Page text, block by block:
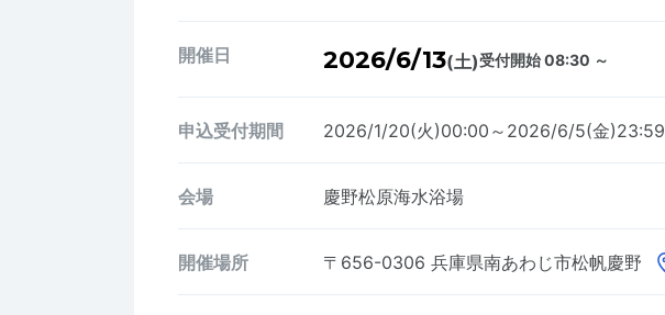
開催日 2026/6/13(土)受付開始 08:30 ～
申込受付期間 2026/1/20(火)00:00～2026/6/5(金)23:59
会場 慶野松原海水浴場
開催場所 〒656-0306 兵庫県南あわじ市松帆慶野